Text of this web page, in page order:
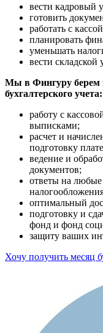
вести кадровый
готовить
работать с
планировать
уменьшать
вести складской
Мы в Фингуру берем
бухгалтерского учета:
работу с
выписками;
расчет и
подготовку
ведение и
документов;
ответы на
оптимальный
подготовку и
фонд и фонд
защиту ваших
Хочу получить месяц